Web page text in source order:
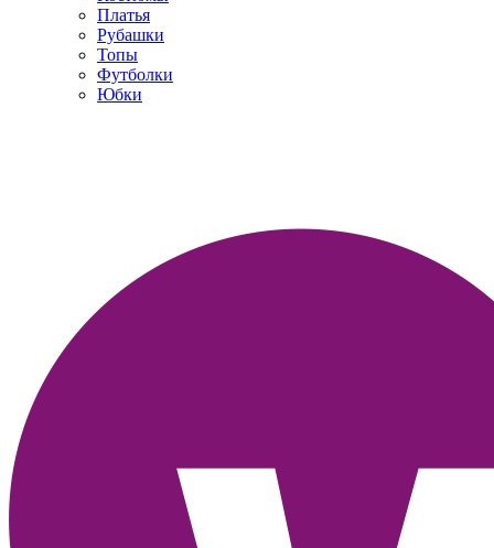
Платья
Рубашки
Топы
Футболки
Юбки